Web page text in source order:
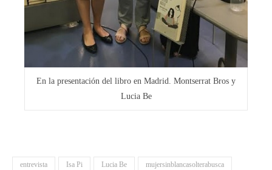
En la presentación del libro en Madrid. Montserrat Bros y
Lucia Be
entrevista Isa Pi Lucia Be
mujersinblancasolterabusca